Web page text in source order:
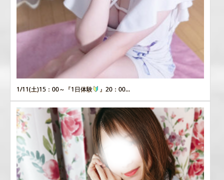
1/11(土)15：00～『1日体験 』20：00...